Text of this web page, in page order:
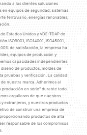
a los clientes soluciones
en equipos de seguridad, sistemas
ferroviario, energías renovables,
Estados Unidos y VDE-TDAP de
ISO9001, ISO14001, ISO45001,
de satisfacción, la empresa ha
equipos de producción y
capacidades independientes
de productos, moldes de
pruebas y verificación. La calidad
nuestra marca. Adherimos al
producción en serie" durante todo
orgullosos de que nuestros
extranjeros, y nuestros productos
de construir una empresa de
productos de alta
responsable de los compromisos